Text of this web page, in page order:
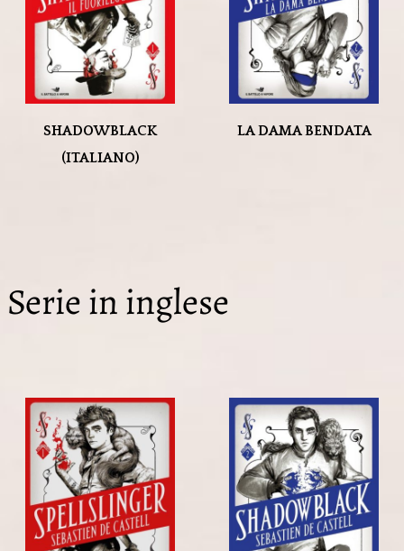
SHADOWBLACK
(ITALIANO)
LA DAMA BENDATA
Serie in inglese